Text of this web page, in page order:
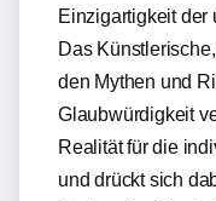
Einzigartigkeit der
Das
den Mythen und
Glaubwürdigkeit
Realität für die
und drückt sich